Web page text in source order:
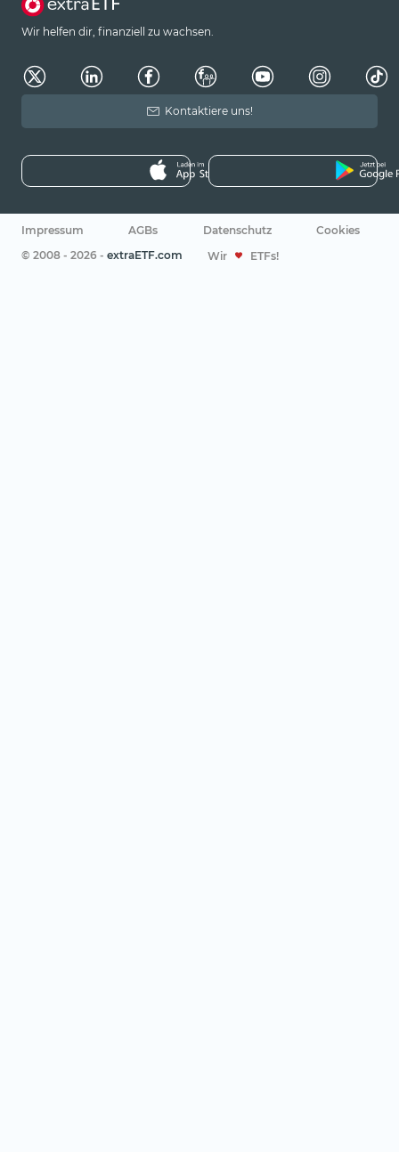
Wir helfen dir, finanziell zu wachsen.
Kontaktiere uns!
Impressum AGBs Datenschutz
Cookies
© 2008 - 2026 - extraETF.com Wir ETFs!